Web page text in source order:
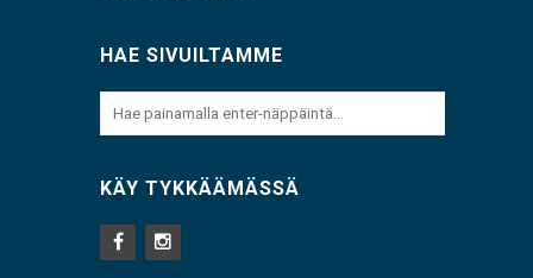
HAE SIVUILTAMME
KÄY TYKKÄÄMÄSSÄ